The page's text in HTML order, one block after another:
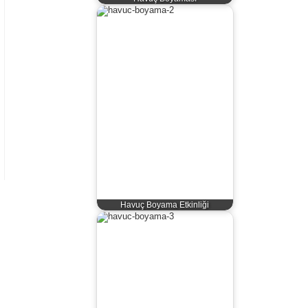
Havuç Boyama Etkinliği